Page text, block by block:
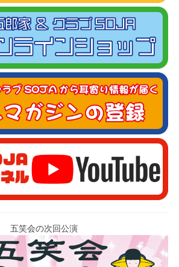
五笑会の次回公演